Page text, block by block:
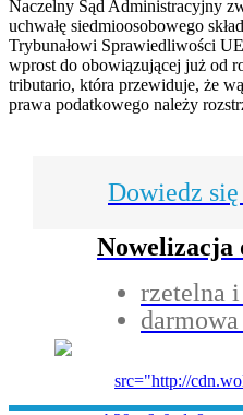
Naczelny Sąd Administracyjny
uchwałę siedmioosobowego
Trybunałowi Sprawiedliwości
wprost do obowiązującej już od
tributario, która przewiduje, że
prawa podatkowego należy
Dowiedz
Nowelizacja
rzetelna
darmowa
src="http://